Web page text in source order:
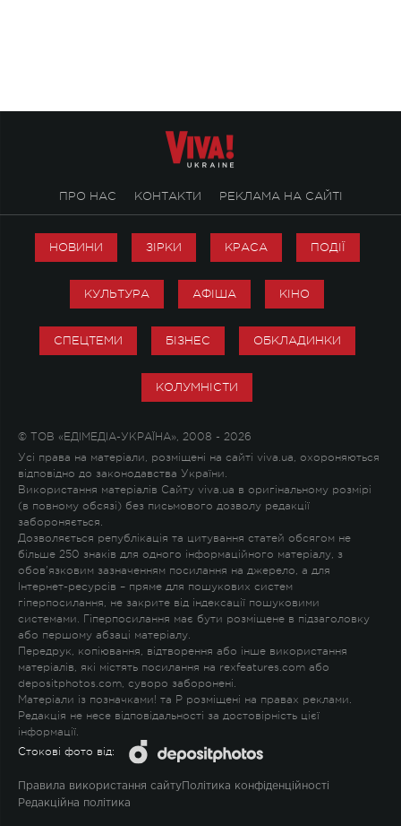
ПРО НАС КОНТАКТИ РЕКЛАМА НА САЙТІ
НОВИНИ ЗІРКИ КРАСА ПОДІЇ
КУЛЬТУРА АФІША КІНО
СПЕЦТЕМИ БІЗНЕС ОБКЛАДИНКИ
КОЛУМНІСТИ
© ТОВ «ЕДІМЕДІА-УКРАЇНА», 2008 - 2026
Усі права на матеріали, розміщені на сайті viva.ua, охороняються
відповідно до законодавства України.
Використання матеріалів Сайту viva.ua в оригінальному розмірі
(в повному обсязі) без письмового дозволу редакції
забороняється.
Дозволяється републікація та цитування статей обсягом не
більше 250 знаків для одного інформаційного матеріалу, з
обов'язковим зазначенням посилання на джерело, а для
Інтернет-ресурсів – пряме для пошукових систем
гіперпосилання, не закрите від індексації пошуковими
системами. Гіперпосилання має бути розміщене в підзаголовку
або першому абзаці матеріалу.
Передрук, копіювання, відтворення або інше використання
матеріалів, які містять посилання на rexfeatures.com або
depositphotos.com, суворо заборонені.
Матеріали із позначками! та P розміщені на правах реклами.
Редакція не несе відповідальності за достовірність цієї
інформації.
Стокові фото від:
Правила використання сайту Політика конфіденційності
Редакційна політика